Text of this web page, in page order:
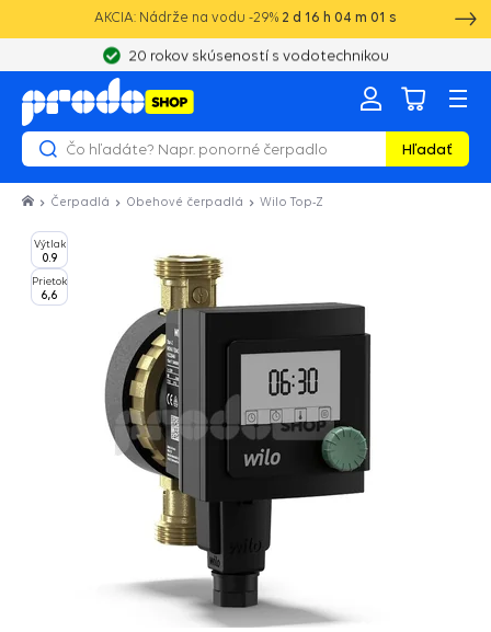
AKCIA: Nádrže na vodu -29% 2 d 16 h 04 m 01 s
20 rokov skúseností s vodotechnikou
Hľadať
Čerpadlá Obehové čerpadlá Wilo Top-Z
Výtlak
0.9
Prietok
6,6